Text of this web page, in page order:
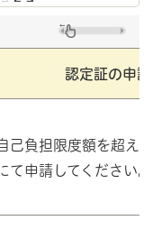
認定証の申
己負担限度額を超え
て申請してください。